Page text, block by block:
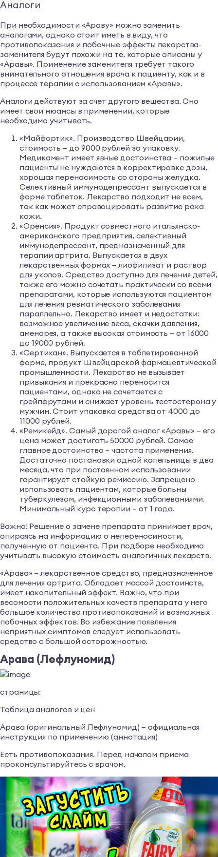
Аналоги
При необходимости «Араву» можно заменить
аналогами, однако стоит иметь в виду, что
противопоказания и побочные эффекты лекарства-
заменителя будут похожи на те, которые описаны у
«Аравы». Применение заменителя требует такого
внимательного отношения врача к пациенту, как и в
процессе терапии с использованием «Аравы».
Аналоги действуют за счет другого вещества. Оно
имеет свои нюансы в применении, которые
необходимо учитывать.
«Майфортик». Производство Швейцарии,
стоимость – до 9000 рублей за упаковку.
Медикамент имеет явные достоинства – пожилые
пациенты не нуждаются в корректировке дозы,
хорошая переносимость со стороны желудка.
Селективный иммунодепрессант выпускается в
форме таблеток. Лекарство подходит не всем,
так как может спровоцировать развитие рака
кожи.
«Оренсия». Продукт совместного итальянско-
американского предприятия, селективный
иммунодепрессант, предназначенный для
терапии артрита. Выпускается в двух
лекарственных формах – лиофилизат и раствор
для уколов. Средство доступно для лечения детей,
также его можно сочетать практически со всеми
препаратами, которые используются пациентом
для лечения ревматического заболевания
параллельно. Лекарство имеет и недостатки:
возможное увеличение веса, скачки давления,
аменорея, а также высокая стоимость – от 16000
до 19000 рублей.
«Сертикан». Выпускается в таблетированной
форме, продукт Швейцарской фармацевтической
промышленности. Лекарство не вызывает
привыкания и прекрасно переносится
пациентами, однако не сочетается с
грейпфрутами и снижает уровень тестостерона у
мужчин. Стоит упаковка средства от 4000 до
11000 рублей.
«Ремикейд». Самый дорогой аналог «Аравы» – его
цена может достигать 50000 рублей. Самое
главное достоинство – частота применения.
Достаточно постановки одной капельницы в два
месяца, что при постоянном использовании
гарантирует стойкую ремиссию. Запрещено
использовать пациентам, которые больны
туберкулезом, инфекционными заболеваниями.
Минимальный курс терапии – от 1 года.
Важно! Решение о замене препарата принимает врач,
опираясь на информацию о непереносимости,
полученную от пациента. При подборе необходимо
учитывать высокую стоимость аналогичных лекарств.
«Арава» – лекарственное средство, предназначенное
для лечения артрита. Обладает массой достоинств,
имеет накопительный эффект. Важно, что при
весомости положительных качеств препарата у него
большое количество противопоказаний и возможных
побочных эффектов. Во избежание появления
неприятных симптомов следует использовать
средство с большой осторожностью.
Арава (Лефлуномид)
страницы:
Таблица аналогов и цен
Арава (оригинальный Лефлуномид) — официальная
инструкция по применению (аннотация)
Есть противопоказания. Перед началом приема
проконсультируйтесь с врачом.